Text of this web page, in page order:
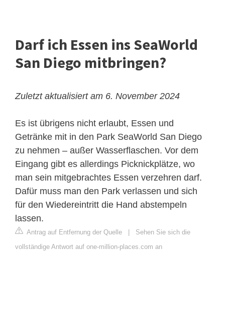
Darf ich Essen ins SeaWorld
San Diego mitbringen?
Zuletzt aktualisiert am 6. November 2024
Es ist übrigens nicht erlaubt, Essen und
Getränke mit in den Park SeaWorld San Diego
zu nehmen – außer Wasserflaschen. Vor dem
Eingang gibt es allerdings Picknickplätze, wo
man sein mitgebrachtes Essen verzehren darf.
Dafür muss man den Park verlassen und sich
für den Wiedereintritt die Hand abstempeln
lassen.
Antrag auf Entfernung der Quelle
Sehen Sie sich die
vollständige Antwort auf one-million-places.com an